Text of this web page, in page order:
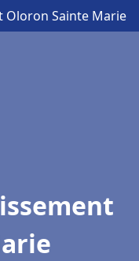
Oloron Sainte Marie